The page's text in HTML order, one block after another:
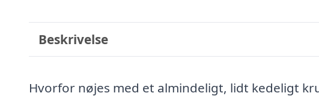
Beskrivelse
Hvorfor nøjes med et almindeligt, lidt kedeligt